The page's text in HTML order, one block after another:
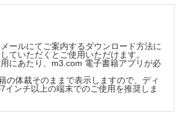
久）
則久）
海信也）
（淺海信也）
淺海信也）
治療（植村則久）
の病気
ールにてご案内するダウンロード方法に
ていただくとご使用いただけます。
にあたり、m3.com 電子書籍アプリが必
の体裁そのままで表示しますので、ディ
インチ以上の端末でのご使用を推奨しま